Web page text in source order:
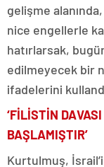
gelişme
nice engellerle
hatırlarsak,
edilmeyecek bir
ifadelerini
‘FİLİSTİN
BAŞLAMIŞTIR’
Kurtulmuş,